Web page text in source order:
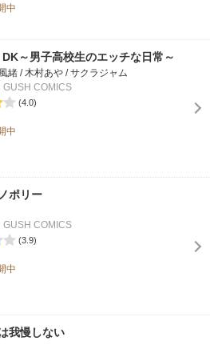
中
～男子高校生のエッチな日常～
緒 / 木村あや / サクラジャム
GUSH COMICS
(4.0)
中
ポリー
GUSH COMICS
(3.9)
中
我慢しない